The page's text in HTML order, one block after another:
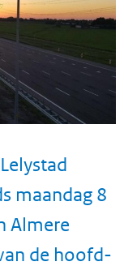
maandag 8
Almere
de hoofd-